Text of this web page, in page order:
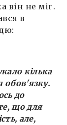
він не міг.
в
кілька
обов'язку.
до
що для
але,